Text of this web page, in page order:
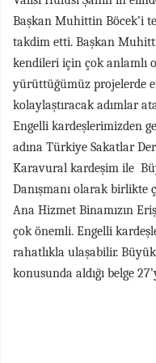
Başkan Muhittin Böcek’i
takdim etti. Başkan
kendileri için çok anlamlı
yürüttüğümüz projelerde
kolaylaştıracak adımlar
Engelli kardeşlerimizden
adına Türkiye Sakatlar
Karavural kardeşim ile
Danışmanı olarak birlikte
Ana Hizmet Binamızın
çok önemli. Engelli
rahatlıkla ulaşabilir.
konusunda aldığı belge